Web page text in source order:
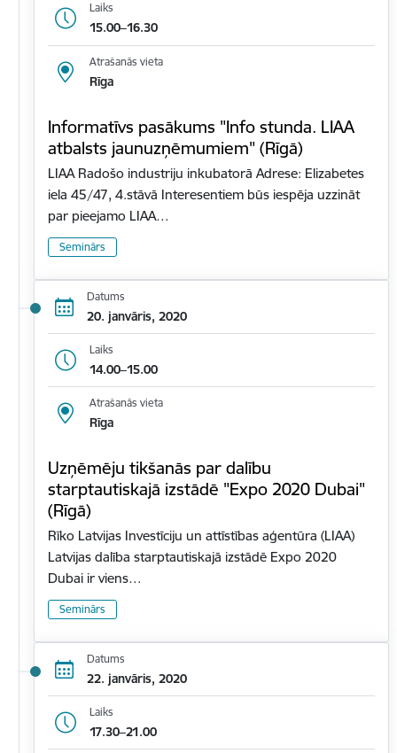
Laiks
15.00–16.30
Atrašanās vieta
Rīga
Informatīvs pasākums "Info stunda. LIAA
atbalsts jaunuzņēmumiem" (Rīgā)
LIAA Radošo industriju inkubatorā Adrese: Elizabetes
iela 45/47, 4.stāvā Interesentiem būs iespēja uzzināt
par pieejamo LIAA…
Seminārs
Datums
20. janvāris, 2020
Laiks
14.00–15.00
Atrašanās vieta
Rīga
Uzņēmēju tikšanās par dalību
starptautiskajā izstādē "Expo 2020 Dubai"
(Rīgā)
Rīko Latvijas Investīciju un attīstības aģentūra (LIAA)
Latvijas dalība starptautiskajā izstādē Expo 2020
Dubai ir viens…
Seminārs
Datums
22. janvāris, 2020
Laiks
17.30–21.00